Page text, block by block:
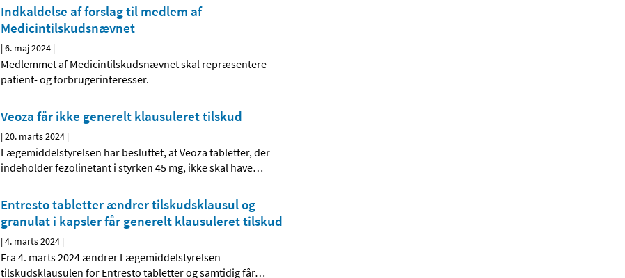
Indkaldelse af forslag til medlem af
Medicintilskudsnævnet
|6. maj 2024 |
Medlemmet af Medicintilskudsnævnet skal repræsentere
patient- og forbrugerinteresser.
Veoza får ikke generelt klausuleret tilskud
|20. marts 2024 |
Lægemiddelstyrelsen har besluttet, at Veoza tabletter, der
indeholder fezolinetant i styrken 45 mg, ikke skal have…
Entresto tabletter ændrer tilskudsklausul og
granulat i kapsler får generelt klausuleret tilskud
|4. marts 2024 |
Fra 4. marts 2024 ændrer Lægemiddelstyrelsen
tilskudsklausulen for Entresto tabletter og samtidig får…